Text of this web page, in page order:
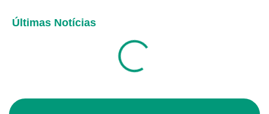
Últimas Notícias